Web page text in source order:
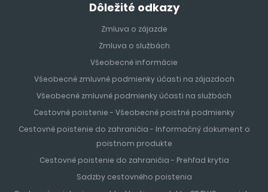
Dôležité odkazy
Zmluva o zájazde
Zmluva o službách
Všeobecné informácie
Všeobecné zmluvné podmienky účasti na zájazdoch
Všeobecné zmluvné podmienky účasti na službách
Cestovné poistenie - Všeobecné poistné podmienky
Cestovné poistenie do zahraničia - Informačný dokument o
poistnom produkte
Cestovné poistenie do zahraničia - Prehľad krytia
Sadzby cestovného poistenia